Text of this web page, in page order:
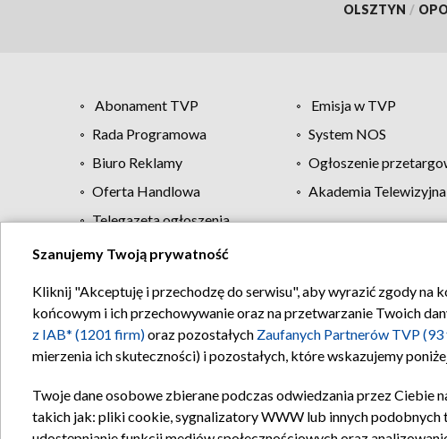
OLSZTYN /
Abonament TVP Emisja w TVP
Rada Programowa
System NOS
Biuro Reklamy
Ogłoszenie
Oferta Handlowa
Akademia Telewizyjna
Telegazeta ogłoszenia
Regulamin TVP
Szanujemy Twoją prywatność
Kliknij "Akceptuję i przechodzę do serwisu", aby wyrazić zgody na
końcowym i ich przechowywanie oraz na przetwarzanie Twoich
z IAB* (1201 firm)oraz pozostałych Zaufanych Partnerów TVP
mierzenia ich skuteczności) i pozostałych, które wskazujemy
Twoje dane osobowe zbierane podczas odwiedzania przez Ciebie
takich jak: pliki cookie, sygnalizatory WWW lub innych podobnych